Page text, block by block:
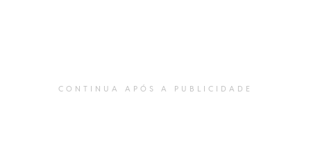
CONTINUA APÓS A PUBLICIDADE